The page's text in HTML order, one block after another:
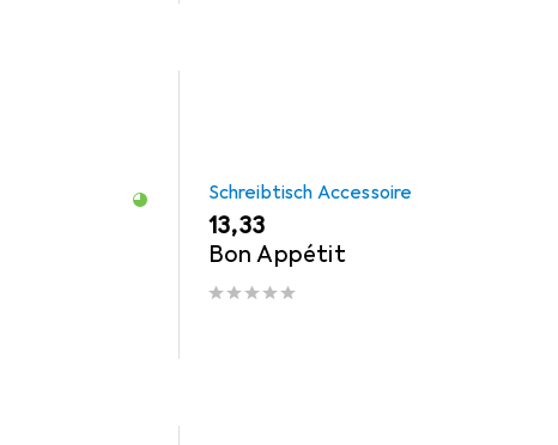
Schreibtisch Accessoire
EUR
13,33
Bon Appétit